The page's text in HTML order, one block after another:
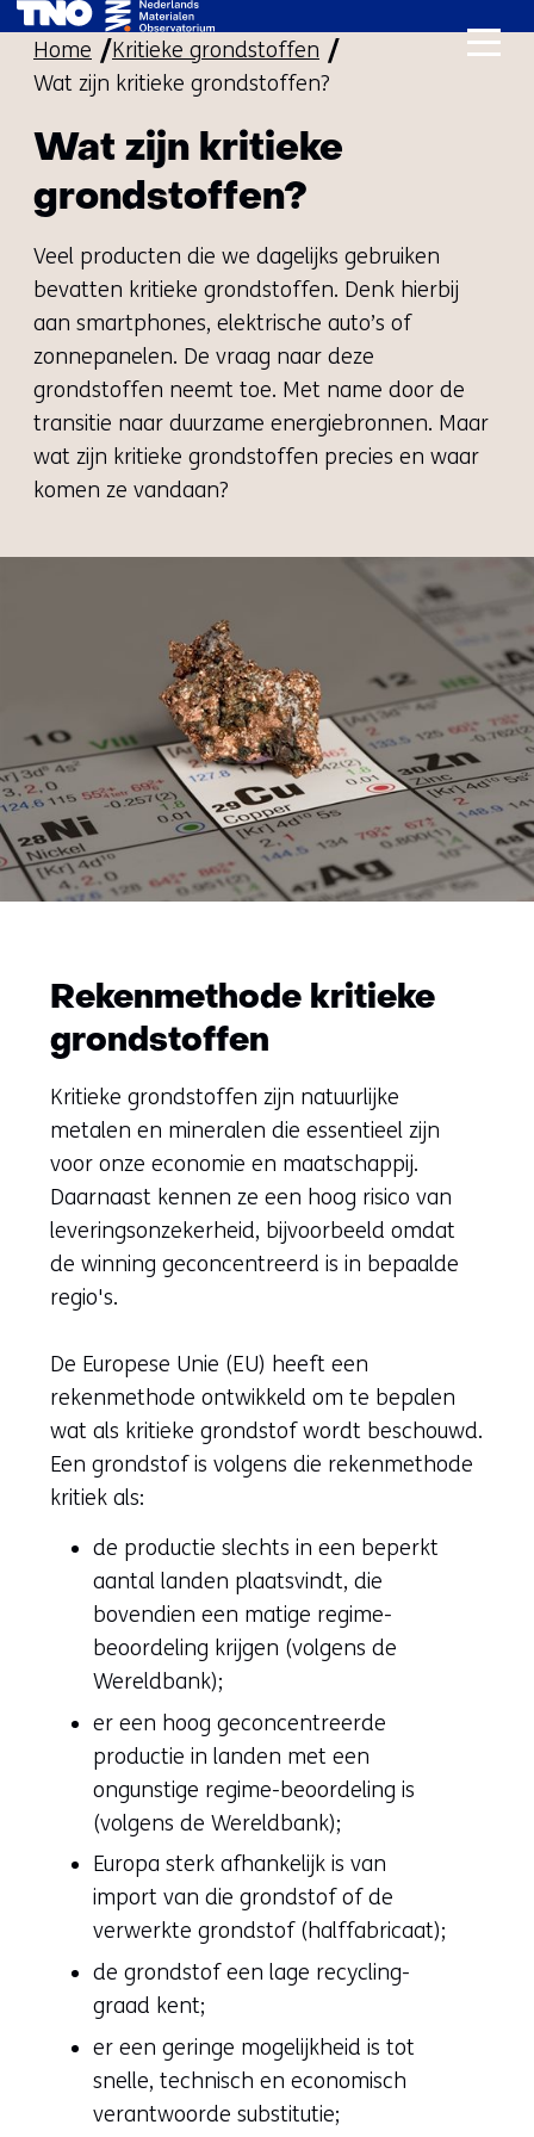
Ga
naar
inhoud
Home
Kritieke grondstoffen
Wat zijn kritieke grondstoffen?
Wat zijn kritieke
grondstoffen?
Veel producten die we dagelijks gebruiken
bevatten kritieke grondstoffen. Denk hierbij
aan smartphones, elektrische auto’s of
zonnepanelen. De vraag naar deze
grondstoffen neemt toe. Met name door de
transitie naar duurzame energiebronnen. Maar
wat zijn kritieke grondstoffen precies en waar
komen ze vandaan?
Rekenmethode kritieke
grondstoffen
Kritieke grondstoffen zijn natuurlijke
metalen en mineralen die essentieel zijn
voor onze economie en maatschappij.
Daarnaast kennen ze een hoog risico van
leveringsonzekerheid, bijvoorbeeld omdat
de winning geconcentreerd is in bepaalde
regio's.
De Europese Unie (EU) heeft een
rekenmethode ontwikkeld om te bepalen
wat als kritieke grondstof wordt beschouwd.
Een grondstof is volgens die rekenmethode
kritiek als:
de productie slechts in een beperkt
aantal landen plaatsvindt, die
bovendien een matige regime-
beoordeling krijgen (volgens de
Wereldbank);
er een hoog geconcentreerde
productie in landen met een
ongunstige regime-beoordeling is
(volgens de Wereldbank);
Europa sterk afhankelijk is van
import van die grondstof of de
verwerkte grondstof (halffabricaat);
de grondstof een lage recycling-
graad kent;
er een geringe mogelijkheid is tot
snelle, technisch en economisch
verantwoorde substitutie;